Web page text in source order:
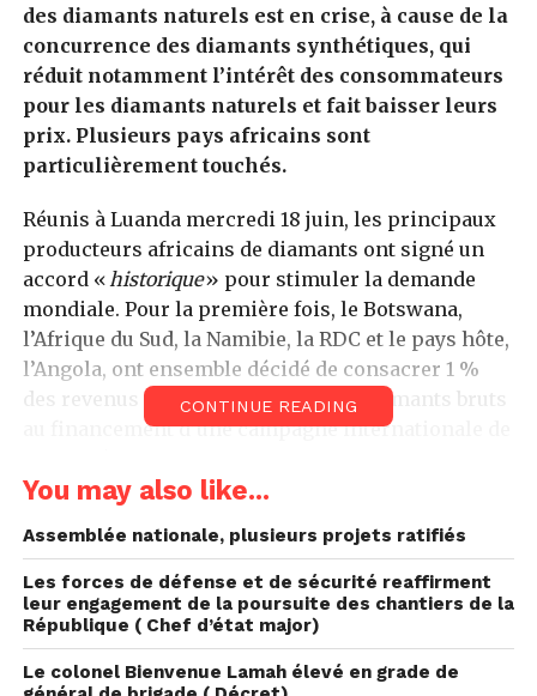
des diamants naturels est en crise, à cause de la
concurrence des diamants synthétiques, qui
réduit notamment l’intérêt des consommateurs
pour les diamants naturels et fait baisser leurs
prix. Plusieurs pays africains sont
particulièrement touchés.
Réunis à Luanda mercredi 18 juin, les principaux
producteurs africains de diamants ont signé un
accord «historique» pour stimuler la demande
mondiale. Pour la première fois, le Botswana,
l’Afrique du Sud, la Namibie, la RDC et le pays hôte,
l’Angola, ont ensemble décidé de consacrer 1 %
des revenus annuels des ventes de diamants bruts
au financement d’une campagne internationale de
À leurs côtés, ces pays africains comptent le Gem
& Jewellery Export Promotion Council (GJEPC),
principale organisation des tailleurs et polisseurs
de diamants en Inde, pays qui domine à 90 % ce
segment de l’industrie. Les autres signataires de
l’accord sont De Beers, premier producteur
CONTINUE READING
You may also like...
Assemblée nationale, plusieurs projets ratifiés
Les forces de défense et de sécurité reaffirment
leur engagement de la poursuite des chantiers de la
République ( Chef d’état major)
Le colonel Bienvenue Lamah élevé en grade de